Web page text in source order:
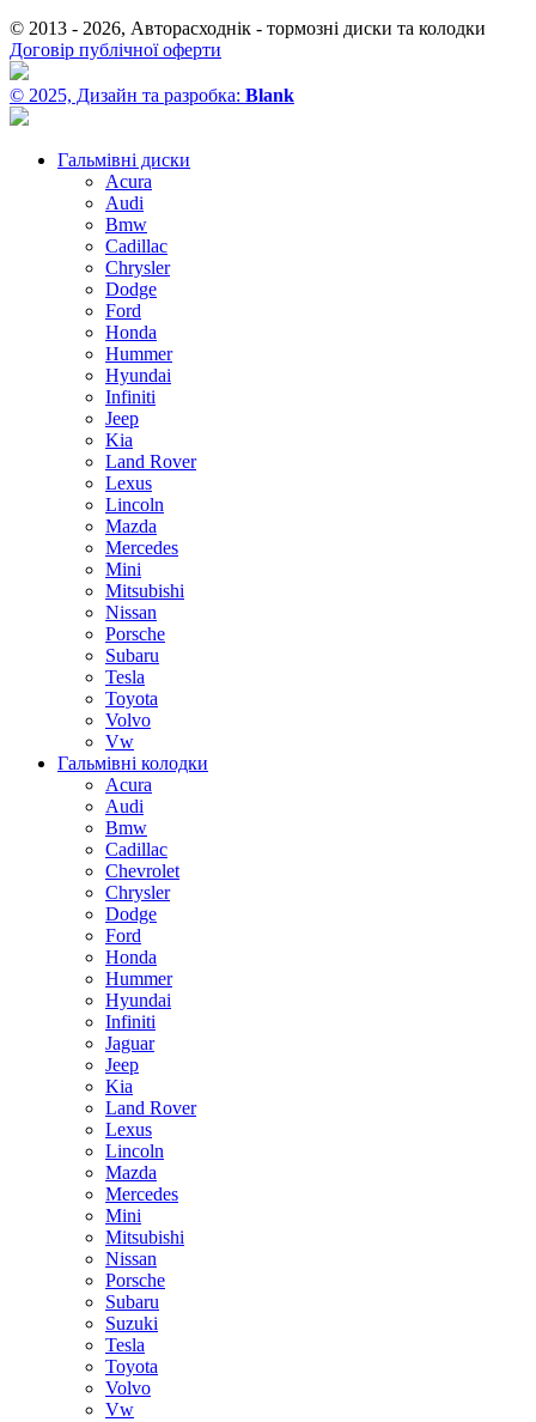
© 2013 - 2026, Авторасходнік - тормозні диски та колодки
Договір публічної оферти
© 2025, Дизайн та разробка: Blank
Гальмівні диски
Acura
Audi
Bmw
Cadillac
Chrysler
Dodge
Ford
Honda
Hummer
Hyundai
Infiniti
Jeep
Kia
Land Rover
Lexus
Lincoln
Mazda
Mercedes
Mini
Mitsubishi
Nissan
Porsche
Subaru
Tesla
Toyota
Volvo
Vw
Гальмівні колодки
Acura
Audi
Bmw
Cadillac
Chevrolet
Chrysler
Dodge
Ford
Honda
Hummer
Hyundai
Infiniti
Jaguar
Jeep
Kia
Land Rover
Lexus
Lincoln
Mazda
Mercedes
Mini
Mitsubishi
Nissan
Porsche
Subaru
Suzuki
Tesla
Toyota
Volvo
Vw